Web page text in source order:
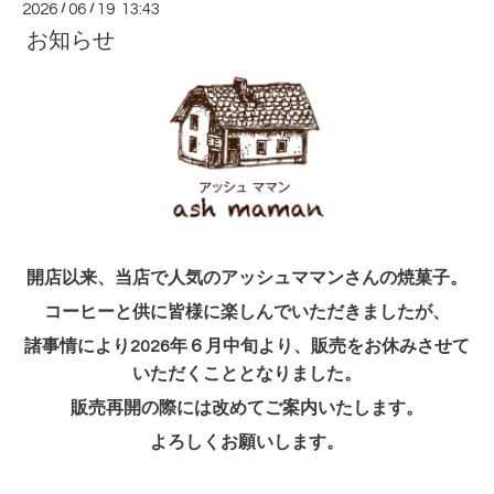
2026 /06 / 19 13:43
お知らせ
開店以来、当店で人気のアッシュママンさんの焼菓子。
コーヒーと供に皆様に楽しんでいただきましたが、
諸事情により2026年６月中旬より、販売をお休みさせて
いただくこととなりました。
販売再開の際には改めてご案内いたします。
よろしくお願いします。